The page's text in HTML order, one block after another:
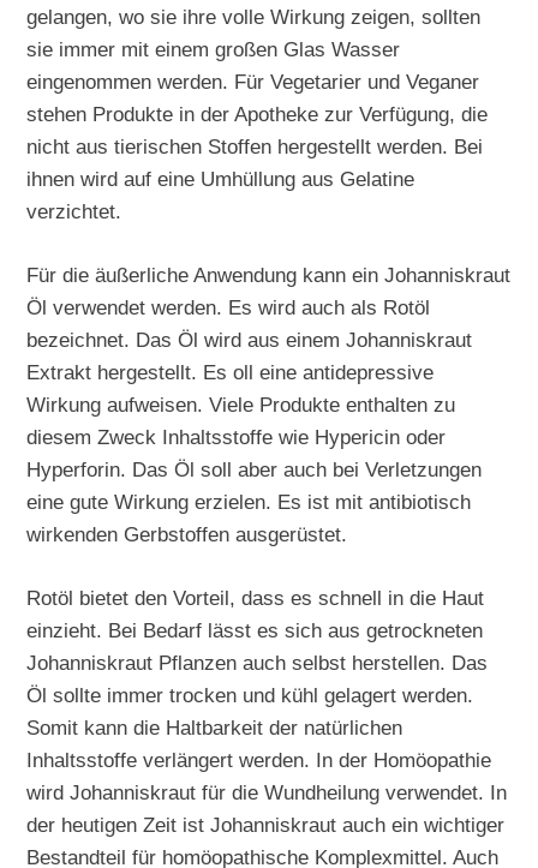
gelangen, wo sie ihre volle Wirkung zeigen, sollten
sie immer mit einem großen Glas Wasser
eingenommen werden. Für Vegetarier und Veganer
stehen Produkte in der Apotheke zur Verfügung, die
nicht aus tierischen Stoffen hergestellt werden. Bei
ihnen wird auf eine Umhüllung aus Gelatine
verzichtet.
Für die äußerliche Anwendung kann ein Johanniskraut
Öl verwendet werden. Es wird auch als Rotöl
bezeichnet. Das Öl wird aus einem Johanniskraut
Extrakt hergestellt. Es oll eine antidepressive
Wirkung aufweisen. Viele Produkte enthalten zu
diesem Zweck Inhaltsstoffe wie Hypericin oder
Hyperforin. Das Öl soll aber auch bei Verletzungen
eine gute Wirkung erzielen. Es ist mit antibiotisch
wirkenden Gerbstoffen ausgerüstet.
Rotöl bietet den Vorteil, dass es schnell in die Haut
einzieht. Bei Bedarf lässt es sich aus getrockneten
Johanniskraut Pflanzen auch selbst herstellen. Das
Öl sollte immer trocken und kühl gelagert werden.
Somit kann die Haltbarkeit der natürlichen
Inhaltsstoffe verlängert werden. In der Homöopathie
wird Johanniskraut für die Wundheilung verwendet. In
der heutigen Zeit ist Johanniskraut auch ein wichtiger
Bestandteil für homöopathische Komplexmittel. Auch